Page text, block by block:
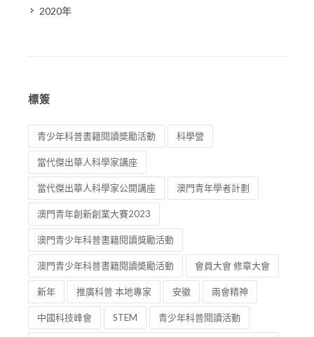
2020年
標簽
青少年科普書籍閱讀奬勵活動 科學營
當代傑出華人科學家講座
當代傑出華人科學家公開講座 澳門青年學者計劃
澳門青年創新創業大賽2023
澳門青少年科普書籍閱讀獎勵活動
澳門青少年科普書籍閱讀奬勵活動 會員大會 修章大會
新年 推廣科普 本地專家 安徽 兩會精神
中國科技峰會 STEM 青少年科普閱讀活動